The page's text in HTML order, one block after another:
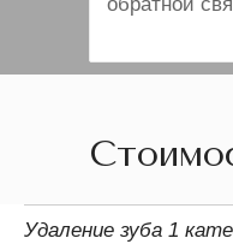
Удаление зуба 1